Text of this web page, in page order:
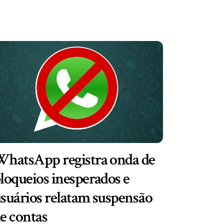
registra onda de
inesperados e
relatam suspensão
contas